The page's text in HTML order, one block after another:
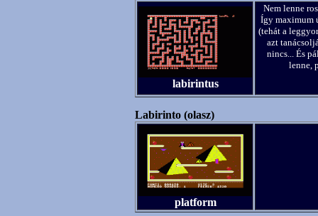
labirintus
Nem lenne
Így maximum
(tehát a
azt
nincs... És
lenne,
Labirinto (olasz)
platform